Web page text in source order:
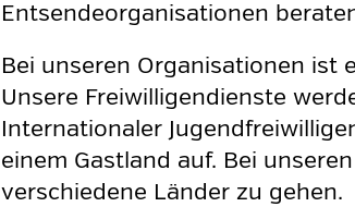
Entsendeorganisationen
Bei unseren Organisationen ist
Unsere Freiwilligendienste
Internationaler
einem Gastland auf. Bei
verschiedene Länder zu gehen.